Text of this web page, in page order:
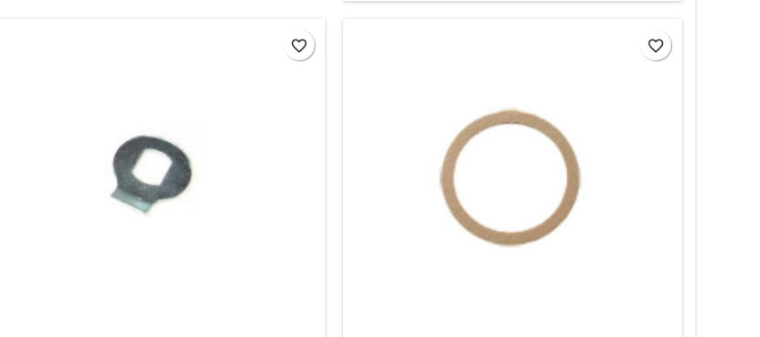
favorite_border
favorite_border favorite_border
favorite_border